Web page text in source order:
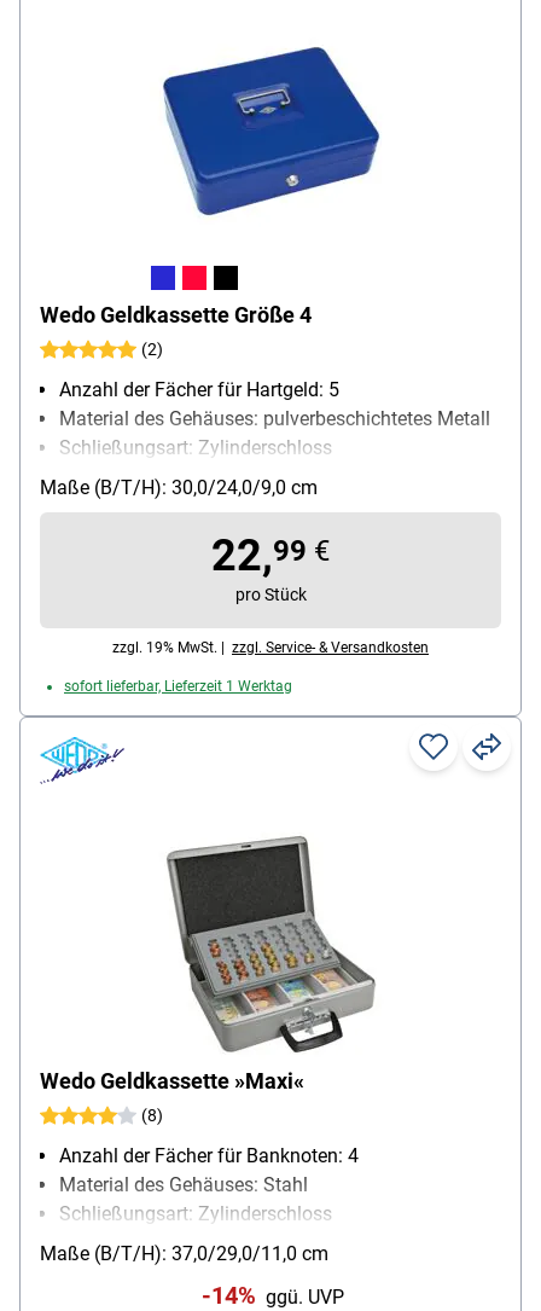
Wedo Geldkassette Größe 4
(2)
Anzahl der Fächer für Hartgeld: 5
Material des Gehäuses: pulverbeschichtetes Metall
Schließungsart: Zylinderschloss
Besonderheiten: kratzfest
Maße (B/T/H): 30,0/24,0/9,0 cm
22,99 €
pro Stück
zzgl. 19% MwSt. | zzgl. Service- & Versandkosten
sofort lieferbar, Lieferzeit 1 Werktag
Wedo Geldkassette »Maxi«
(8)
Anzahl der Fächer für Banknoten: 4
Material des Gehäuses: Stahl
Schließungsart: Zylinderschloss
Besonderheiten: mit 2 Koffertragegriffen
Maße (B/T/H): 37,0/29,0/11,0 cm
-14% ggü. UVP